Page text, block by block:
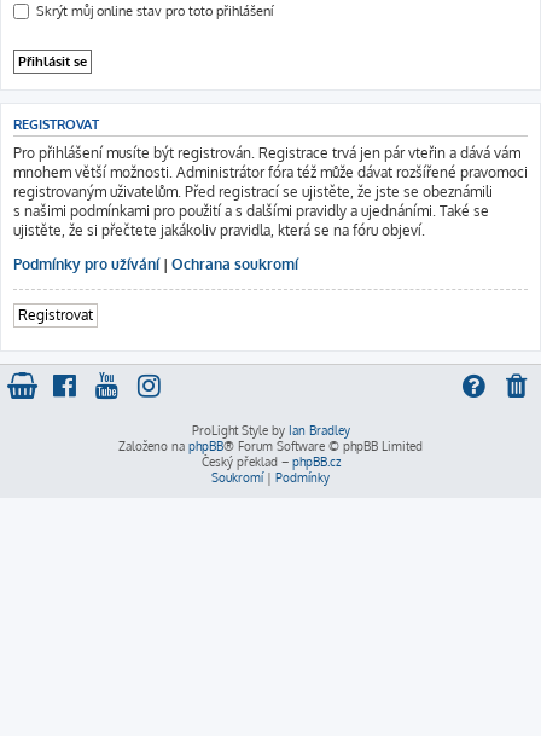
Skrýt můj online stav pro toto přihlášení
REGISTROVAT
Pro přihlášení musíte být registrován. Registrace trvá jen pár vteřin a dává vám
mnohem větší možnosti. Administrátor fóra též může dávat rozšířené pravomoci
registrovaným uživatelům. Před registrací se ujistěte, že jste se obeznámili
s našimi podmínkami pro použití a s dalšími pravidly a ujednáními. Také se
ujistěte, že si přečtete jakákoliv pravidla, která se na fóru objeví.
Podmínky pro užívání| Ochrana soukromí
Registrovat
ProLight Style by Ian Bradley
Založeno na phpBB® Forum Software © phpBB Limited
Český překlad – phpBB.cz
Soukromí| Podmínky